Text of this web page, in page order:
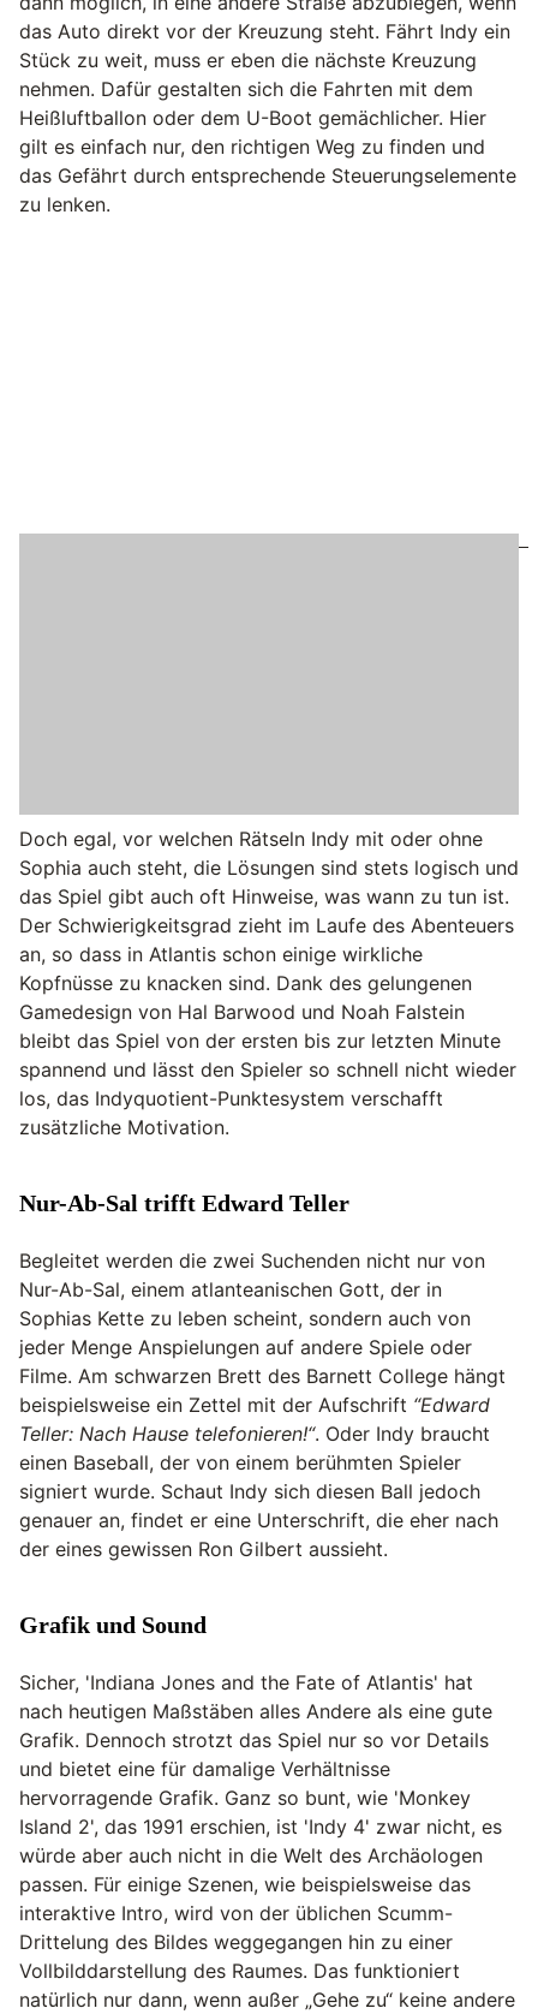
das Auto direkt vor der Kreuzung steht. Fährt Indy ein
Stück zu weit, muss er eben die nächste Kreuzung
nehmen. Dafür gestalten sich die Fahrten mit dem
Heißluftballon oder dem U-Boot gemächlicher. Hier
gilt es einfach nur, den richtigen Weg zu finden und
das Gefährt durch entsprechende Steuerungselemente
zu lenken.
Doch egal, vor welchen Rätseln Indy mit oder ohne
Sophia auch steht, die Lösungen sind stets logisch und
das Spiel gibt auch oft Hinweise, was wann zu tun ist.
Der Schwierigkeitsgrad zieht im Laufe des Abenteuers
an, so dass in Atlantis schon einige wirkliche
Kopfnüsse zu knacken sind. Dank des gelungenen
Gamedesign von Hal Barwood und Noah Falstein
bleibt das Spiel von der ersten bis zur letzten Minute
spannend und lässt den Spieler so schnell nicht wieder
los, das Indyquotient-Punktesystem verschafft
zusätzliche Motivation.
Nur-Ab-Sal trifft Edward Teller
Begleitet werden die zwei Suchenden nicht nur von
Nur-Ab-Sal, einem atlanteanischen Gott, der in
Sophias Kette zu leben scheint, sondern auch von
jeder Menge Anspielungen auf andere Spiele oder
Filme. Am schwarzen Brett des Barnett College hängt
beispielsweise ein Zettel mit der Aufschrift “Edward
Teller: Nach Hause telefonieren!“. Oder Indy braucht
einen Baseball, der von einem berühmten Spieler
signiert wurde. Schaut Indy sich diesen Ball jedoch
genauer an, findet er eine Unterschrift, die eher nach
der eines gewissen Ron Gilbert aussieht.
Grafik und Sound
Sicher, 'Indiana Jones and the Fate of Atlantis' hat
nach heutigen Maßstäben alles Andere als eine gute
Grafik. Dennoch strotzt das Spiel nur so vor Details
und bietet eine für damalige Verhältnisse
hervorragende Grafik. Ganz so bunt, wie 'Monkey
Island 2', das 1991 erschien, ist 'Indy 4' zwar nicht, es
würde aber auch nicht in die Welt des Archäologen
passen. Für einige Szenen, wie beispielsweise das
interaktive Intro, wird von der üblichen Scumm-
Drittelung des Bildes weggegangen hin zu einer
Vollbilddarstellung des Raumes. Das funktioniert
natürlich nur dann, wenn außer „Gehe zu“ keine andere